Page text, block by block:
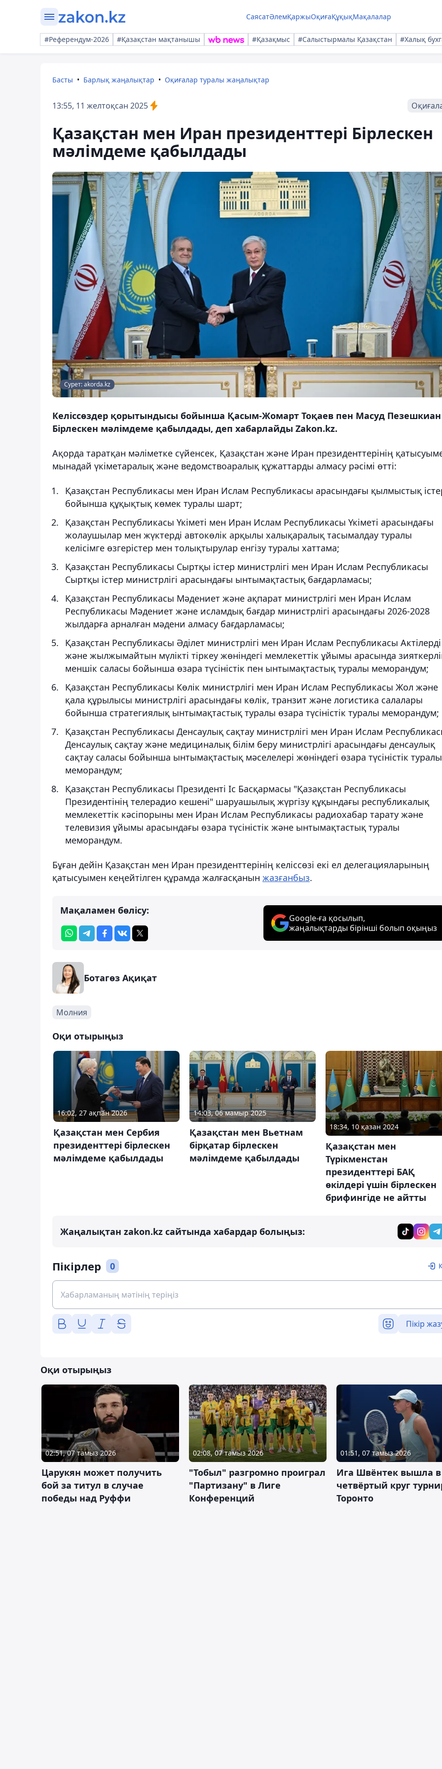
СаясатӘлемҚаржыОқиғаҚұқықМақалалар
#Референдум-2026 #Қазақстан мақтанышы #Қазақмыс #Салыстырмалы Қазақстан #Халық
Басты Барлық жаңалықтар Оқиғалар туралы жаңалықтар
13:55, 11 желтоқсан 2025
Қазақстан мен Иран президенттері Бірлескен
мәлімдеме қабылдады
Сурет: akorda.kz
Келіссөздер қорытындысы бойынша Қасым-Жомарт Тоқаев пен Масуд Пезешкиан
Бірлескен мәлімдеме қабылдады, деп хабарлайды Zakon.kz.
Ақорда таратқан мәліметке сүйенсек, Қазақстан және Иран президенттерінің
мынадай үкіметаралық және ведомствоаралық құжаттарды алмасу рәсімі өтті:
Қазақстан Республикасы мен Иран Ислам Республикасы арасындағы қылмыстық
бойынша құқықтық көмек туралы шарт;
Қазақстан Республикасы Үкіметі мен Иран Ислам Республикасы Үкіметі арасындағы
жолаушылар мен жүктерді автокөлік арқылы халықаралық тасымалдау туралы
келісімге өзгерістер мен толықтырулар енгізу туралы хаттама;
Қазақстан Республикасы Сыртқы істер министрлігі мен Иран Ислам Республикасы
Сыртқы істер министрлігі арасындағы ынтымақтастық бағдарламасы;
Қазақстан Республикасы Мәдениет және ақпарат министрлігі мен Иран Ислам
Республикасы Мәдениет және исламдық бағдар министрлігі арасындағы 2026-2028
жылдарға арналған мәдени алмасу бағдарламасы;
Қазақстан Республикасы Әділет министрлігі мен Иран Ислам Республикасы Актілерді
және жылжымайтын мүлікті тіркеу жөніндегі мемлекеттік ұйымы арасында
меншік саласы бойынша өзара түсіністік пен ынтымақтастық туралы меморандум;
Қазақстан Республикасы Көлік министрлігі мен Иран Ислам Республикасы Жол және
қала құрылысы министрлігі арасындағы көлік, транзит және логистика салалары
бойынша стратегиялық ынтымақтастық туралы өзара түсіністік туралы меморандум;
Қазақстан Республикасы Денсаулық сақтау министрлігі мен Иран Ислам
Денсаулық сақтау және медициналық білім беру министрлігі арасындағы денсаулық
сақтау саласы бойынша ынтымақтастық мәселелері жөніндегі өзара түсіністік туралы
меморандум;
Қазақстан Республикасы Президенті Іс Басқармасы "Қазақстан Республикасы
Президентiнiң телерадио кешенi" шаруашылық жүргізу құқындағы республикалық
мемлекеттік кәсіпорыны мен Иран Ислам Республикасы радиохабар тарату және
телевизия ұйымы арасындағы өзара түсіністік және ынтымақтастық туралы
меморандум.
Бұған дейін Қазақстан мен Иран президенттерінің келіссөзі екі ел делегацияларының
қатысуымен кеңейтілген құрамда жалғасқанын жазғанбыз.
Мақаламен бөлісу:
Google-ға қосылып,
жаңалықтарды бірінші болып оқыңыз
Ботагөз Ақиқат
Молния
Оқи отырыңыз
16:02, 27 ақпан 2026
Қазақстан мен Сербия
президенттері бірлескен
мәлімдеме қабылдады
14:03, 06 мамыр 2025
Қазақстан мен Вьетнам
бірқатар бірлескен
мәлімдеме қабылдады
18:34, 10 қазан 2024
Қазақстан мен
Түрікменстан
президенттері БАҚ
өкілдері үшін бірлескен
брифингіде не айтты
Жаңалықтан zakon.kz сайтында хабардар болыңыз:
Пікірлер 0
Пікір
Оқи отырыңыз
02:51, 07 тамыз 2026
Царукян может получить
бой за титул в случае
победы над Руффи
02:08, 07 тамыз 2026
"Тобыл" разгромно проиграл
"Партизану" в Лиге
Конференций
01:51, 07 тамыз 2026
Ига Швёнтек вышла в
четвёртый круг
Торонто